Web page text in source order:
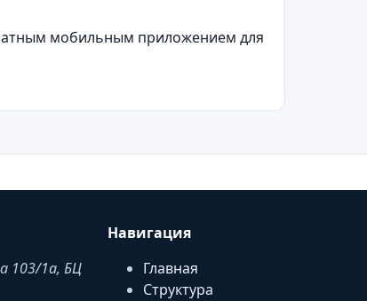
мобильным приложением для
103/1a, БЦ
Навигация
Главная
Структура